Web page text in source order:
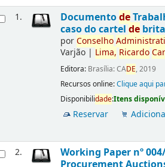
1. Documentode
caso do cartelde
porConselho
Varjão | Lima, Ricardo
Editora: Brasília: CADE, 2019
Recursos online:Clique aqui
Disponibilidade:Itens
Reservar
2. Working Paper nº